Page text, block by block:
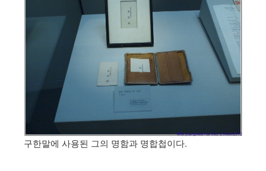
구한말에 사용된 그의 명함과 명합첩이다.